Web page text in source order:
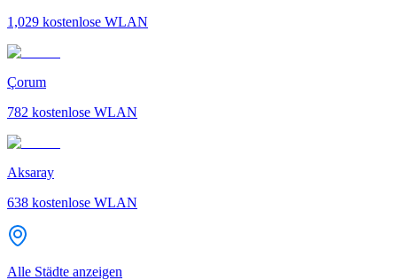
1,029 kostenlose WLAN
Çorum
782 kostenlose WLAN
Aksaray
638 kostenlose WLAN
Alle Städte anzeigen